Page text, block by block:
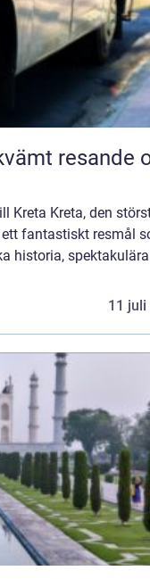
resande
Kreta Kreta, den
fantastiskt resmål
historia, spektakulära
11 juli